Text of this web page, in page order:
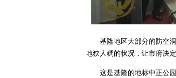
基隆地区大部分的防空
地狭人稠的状况，让市府决
这是基隆的地标中正公